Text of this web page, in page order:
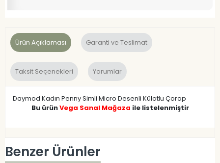
Ürün Açıklaması Garanti ve Teslimat
Taksit Seçenekleri Yorumlar
Daymod Kadın Penny Simli Micro Desenli Külotlu Çorap
Bu ürünVega Sanal Mağaza ile listelenmiştir
Benzer Ürünler